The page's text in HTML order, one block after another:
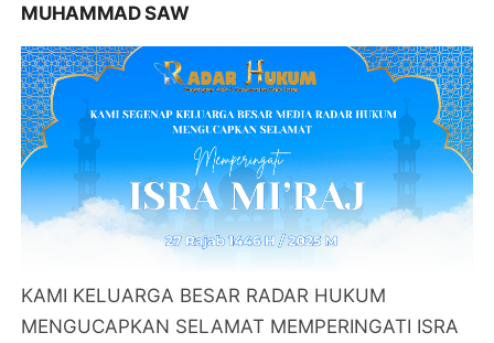
MUHAMMAD SAW
KAMI KELUARGA BESAR RADAR HUKUM
MENGUCAPKAN SELAMAT MEMPERINGATI ISRA